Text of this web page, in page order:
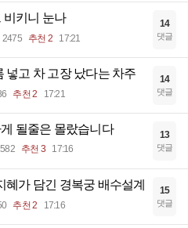
비키니 눈나
2475 추천 2 17:21
14
댓글
넣고 차 고장 났다는 차주
추천 2 17:21
14
댓글
될줄은 몰랐습니다
추천 3 17:16
13
댓글
혜가 담긴 경복궁 배수설계
추천 2 17:16
15
댓글